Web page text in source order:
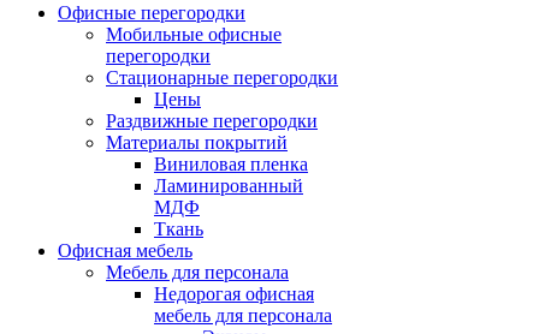
Офисные перегородки
Мобильные офисные
перегородки
Стационарные перегородки
Цены
Раздвижные перегородки
Материалы покрытий
Виниловая пленка
Ламинированный
МДФ
Ткань
Офисная мебель
Мебель для персонала
Недорогая офисная
мебель для персонала